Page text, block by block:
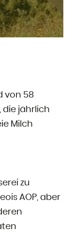
von 58
die jährlich
Milch
zu
AOP, aber